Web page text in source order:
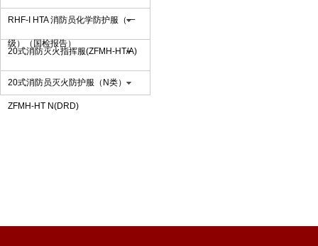
RHF-I HTA 消防员化学防护服（一
级）（国检报告）
20式消防灭火指挥服(ZFMH-HT/A)
20式消防员灭火防护服（N类）
ZFMH-HT N(DRD)